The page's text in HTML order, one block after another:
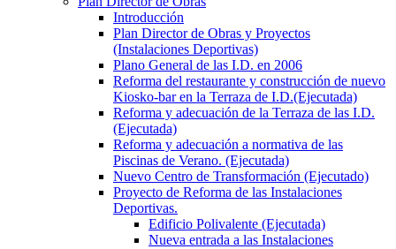
Introducción
Plan Director de Obras y Proyectos
(Instalaciones Deportivas)
Plano General de las I.D. en 2006
Reforma del restaurante y construcción de nuevo
Kiosko-bar en la Terraza de I.D.(Ejecutada)
Reforma y adecuación de la Terraza de las I.D.
(Ejecutada)
Reforma y adecuación a normativa de las
Piscinas de Verano. (Ejecutada)
Nuevo Centro de Transformación (Ejecutado)
Proyecto de Reforma de las Instalaciones
Deportivas.
Edificio Polivalente (Ejecutada)
Nueva entrada a las Instalaciones